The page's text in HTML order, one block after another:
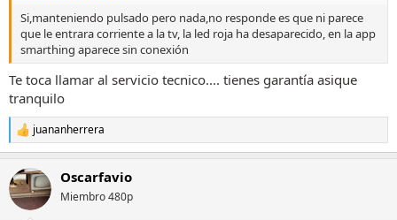
Si,manteniendo pulsado pero nada,no responde es que ni parece
que le entrara corriente a la tv, la led roja ha desaparecido, en la app
smarthing aparece sin conexión
Te toca llamar al servicio tecnico.... tienes garantía asique
tranquilo
R
e
c
c
i
juananherrera
Oscarfavio
Miembro 480p